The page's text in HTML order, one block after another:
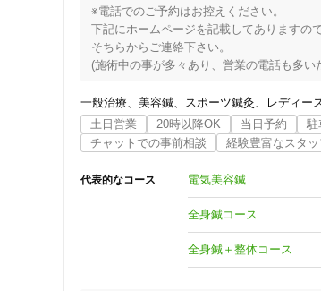
※電話でのご予約はお控えください。
下記にホームページを記載してありますの
そちらからご連絡下さい。
(施術中の事が多々あり、営業の電話も多
【1日4人までの施術】
只今コロナウイルス対策により、
1日の施術人数を制限させてもらっておりま
ご利用の方が安心して施術が受けられるよ
環境になっております。
施術の前後は30分の換気とベットの消毒を
完全予約制で個人鍼灸院をやっております。
一般治療 美容鍼 スポーツ鍼灸
レディー
土日営業
20時以降OK 当日予約 駐
チャットでの事前相談
経験豊富なスタ
代表的なコース 電気美容鍼
全身鍼コース
全身鍼＋整体コース